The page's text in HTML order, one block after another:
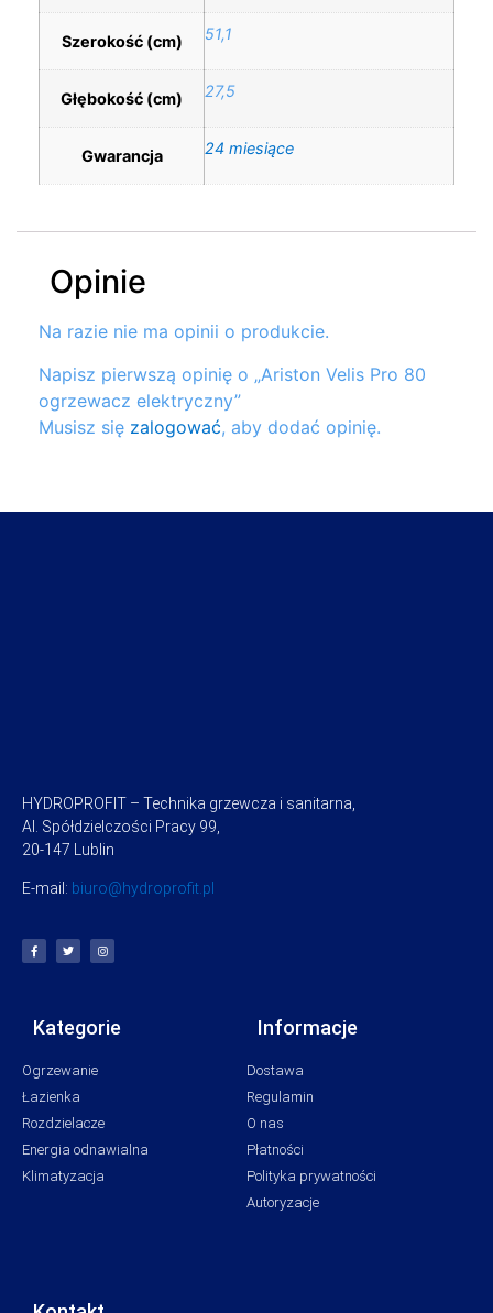
Szerokość (cm) 51,1
Głębokość (cm) 27,5
Gwarancja 24 miesiące
Opinie
Na razie nie ma opinii o produkcie.
Napisz pierwszą opinię o „Ariston Velis Pro 80
ogrzewacz elektryczny”
Musisz się zalogować, aby dodać opinię.
HYDROPROFIT – Technika grzewcza i sanitarna,
Al. Spółdzielczości Pracy 99,
20-147 Lublin
E-mail: biuro@hydroprofit.pl
Kategorie
Ogrzewanie
Łazienka
Rozdzielacze
Energia odnawialna
Klimatyzacja
Informacje
Dostawa
Regulamin
O nas
Płatności
Polityka prywatności
Autoryzacje